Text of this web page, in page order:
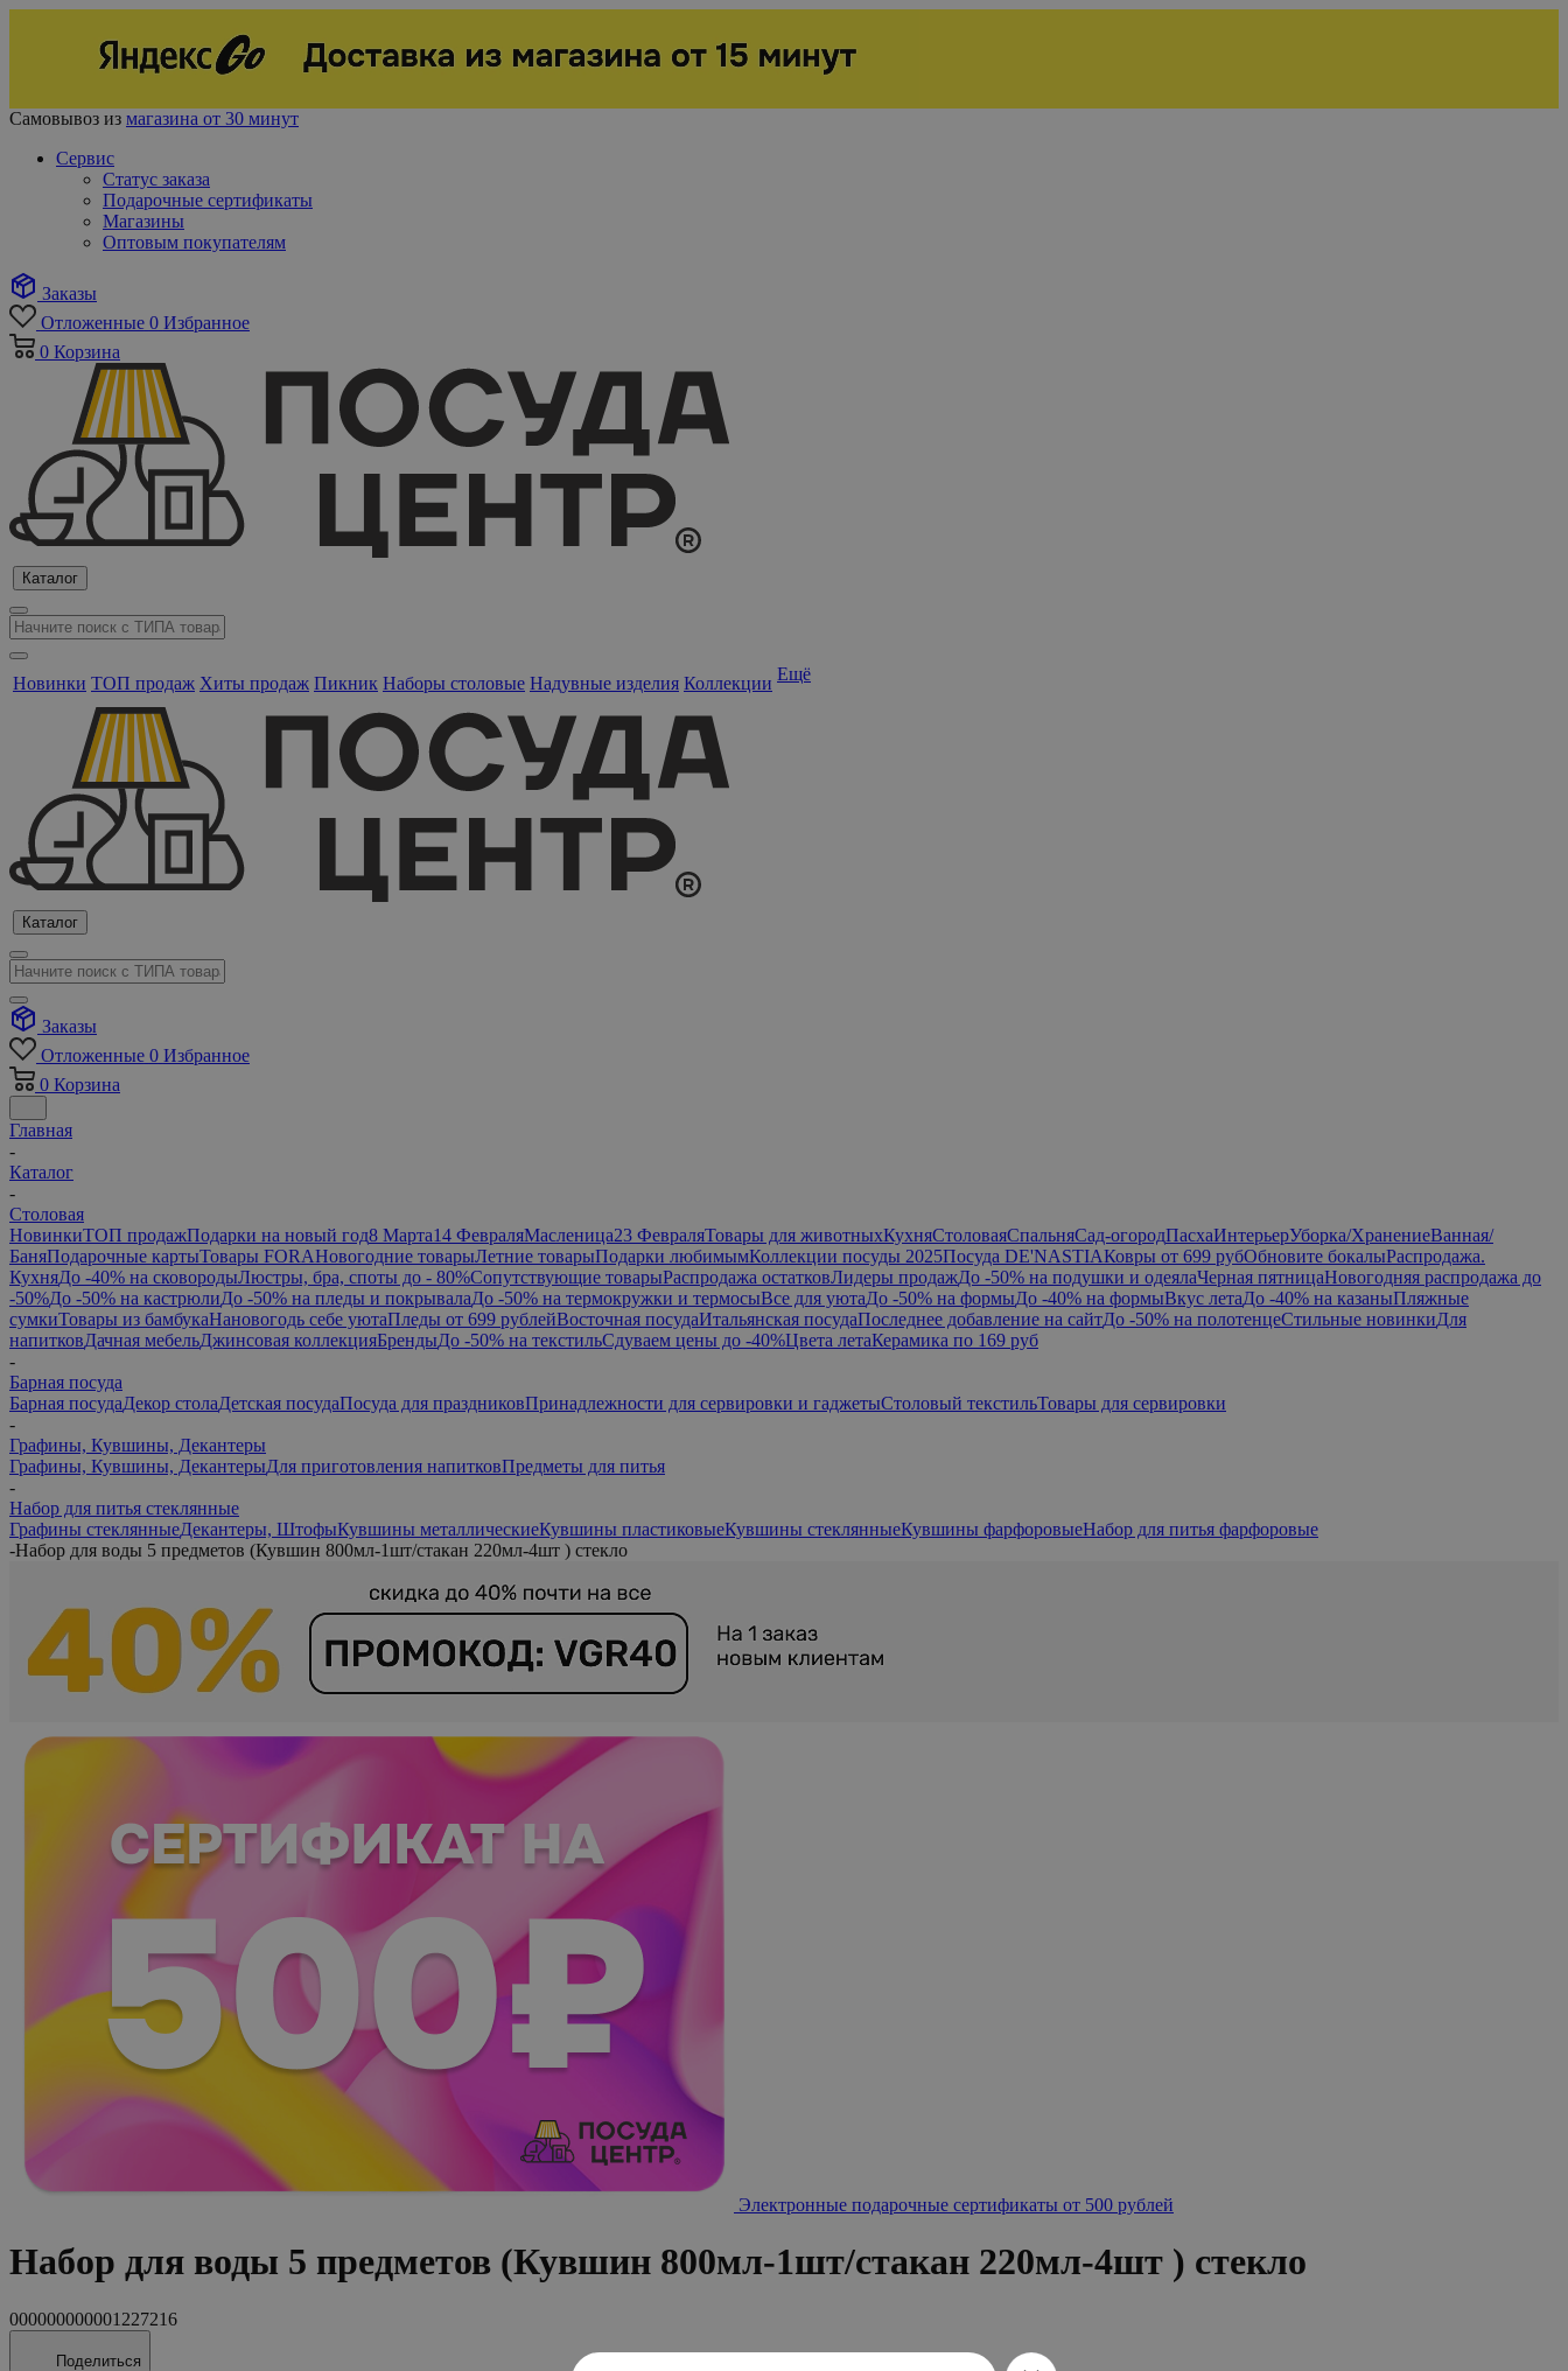
Самовывоз из магазина от 30 минут
Сервис
Статус заказа
Подарочные сертификаты
Магазины
Оптовым покупателям
Заказы
Отложенные 0 Избранное
0 Корзина
Каталог
Новинки ТОП продаж Хиты продаж Пикник Наборы столовые Надувные изделия Коллекции Ещё
Каталог
Заказы
Отложенные 0 Избранное
0 Корзина
Главная
-
Каталог
-
Столовая
НовинкиТОП продажПодарки на новый год8 Марта14 ФевраляМасленица23 ФевраляТовары для животныхКухняСтоловаяСпальняСад-огородПасхаИнтерьерУборка/ХранениеВанная/
БаняПодарочные картыТовары FORAНовогодние товарыЛетние товарыПодарки любимымКоллекции посуды 2025Посуда DE'NASTIAКовры от 699 рубОбновите бокалыРаспродажа.
КухняДо -40% на сковородыЛюстры, бра, споты до - 80%Сопутствующие товарыРаспродажа остатковЛидеры продажДо -50% на подушки и одеялаЧерная пятницаНовогодняя распродажа до
-50%До -50% на кастрюлиДо -50% на пледы и покрывалаДо -50% на термокружки и термосыВсе для уютаДо -50% на формыДо -40% на формыВкус летаДо -40% на казаныПляжные
сумкиТовары из бамбукаНановогодь себе уютаПледы от 699 рублейВосточная посудаИтальянская посудаПоследнее добавление на сайтДо -50% на полотенцеСтильные новинкиДля
напитковДачная мебельДжинсовая коллекцияБрендыДо -50% на текстильСдуваем цены до -40%Цвета летаКерамика по 169 руб
-
Барная посуда
Барная посудаДекор столаДетская посудаПосуда для праздниковПринадлежности для сервировки и гаджетыСтоловый текстильТовары для сервировки
-
Графины, Кувшины, Декантеры
Графины, Кувшины, ДекантерыДля приготовления напитковПредметы для питья
-
Набор для питья стеклянные
Графины стеклянныеДекантеры, ШтофыКувшины металлическиеКувшины пластиковыеКувшины стеклянныеКувшины фарфоровыеНабор для питья фарфоровые
-Набор для воды 5 предметов (Кувшин 800мл-1шт/стакан 220мл-4шт ) стекло
Электронные подарочные сертификаты от 500 рублей
Набор для воды 5 предметов (Кувшин 800мл-1шт/стакан 220мл-4шт ) стекло
000000000001227216
Поделиться